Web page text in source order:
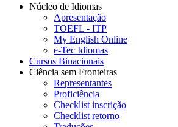
Núcleo de Idiomas
Apresentação
TOEFL - ITP
My English Online
e-Tec Idiomas
Cursos Binacionais
Ciência sem Fronteiras
Representantes
Proficiência
Checklist inscrição
Checklist retorno